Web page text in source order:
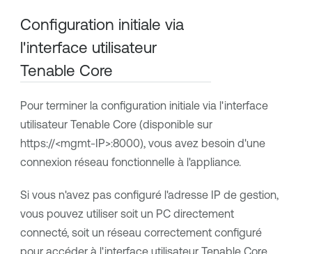
Configuration initiale via
l'interface utilisateur
Tenable Core
Pour terminer la configuration initiale via l'interface
utilisateur Tenable Core(disponible sur
https://<mgmt-IP>:8000), vous avez besoin d'une
connexion réseau fonctionnelle à l'appliance.
Si vous n'avez pas configuré l'adresse IP de gestion,
vous pouvez utiliser soit un PC directement
connecté, soit un réseau correctement configuré